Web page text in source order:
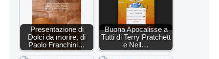
Presentazione di
Dolci da morire, di
Paolo Franchini…
Buona Apocalisse a
Tutti di Terry Pratchett
e Neil…